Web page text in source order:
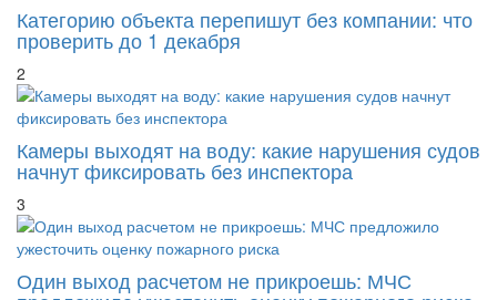
Категорию объекта перепишут без компании: что
проверить до 1 декабря
2
Камеры выходят на воду: какие нарушения судов
начнут фиксировать без инспектора
3
Один выход расчетом не прикроешь: МЧС